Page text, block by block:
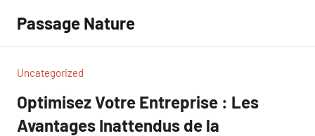
contenu
Passage Nature
Uncategorized
Optimisez Votre Entreprise : Les
Avantages Inattendus de la